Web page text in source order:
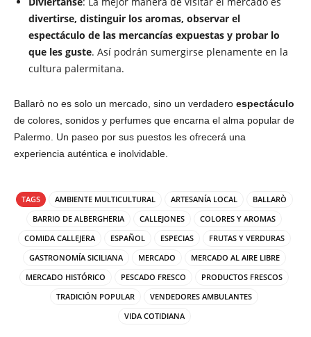
divertirse, distinguir los aromas, observar el
espectáculo de las mercancías expuestas y probar lo
que les guste. Así podrán sumergirse plenamente en la
cultura palermitana.
Ballarò no es solo un mercado, sino un verdadero espectáculo
de colores, sonidos y perfumes que encarna el alma popular de
Palermo. Un paseo por sus puestos les ofrecerá una
experiencia auténtica e inolvidable.
TAGS AMBIENTE MULTICULTURAL ARTESANÍA LOCAL
BALLARÒ
BARRIO DE ALBERGHERIA
CALLEJONES
COLORES Y AROMAS
COMIDA CALLEJERA
ESPAÑOL ESPECIAS
FRUTAS Y VERDURAS
GASTRONOMÍA SICILIANA
MERCADO
MERCADO AL AIRE LIBRE
MERCADO HISTÓRICO
PESCADO FRESCO
PRODUCTOS FRESCOS
TRADICIÓN POPULAR
VENDEDORES AMBULANTES
VIDA COTIDIANA